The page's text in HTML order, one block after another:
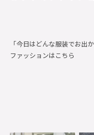
「今日はどんな服装でお出
ファッションはこちら